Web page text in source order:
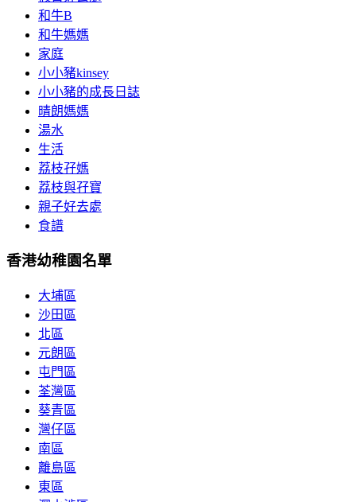
和牛B
和牛媽媽
家庭
小小豬kinsey
小小豬的成長日誌
晴朗媽媽
湯水
生活
荔枝孖媽
荔枝與孖寶
親子好去處
食譜
香港幼稚園名單
大埔區
沙田區
北區
元朗區
屯門區
荃灣區
葵青區
灣仔區
南區
離島區
東區